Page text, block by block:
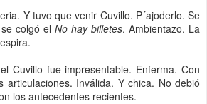
Y tuvo que venir Cuvillo. P´ajoderlo. Se
colgó el No hay billetes. Ambientazo. La
Cuvillo fue impresentable. Enferma. Con
articulaciones. Inválida. Y chica. No debió
los antecedentes recientes.